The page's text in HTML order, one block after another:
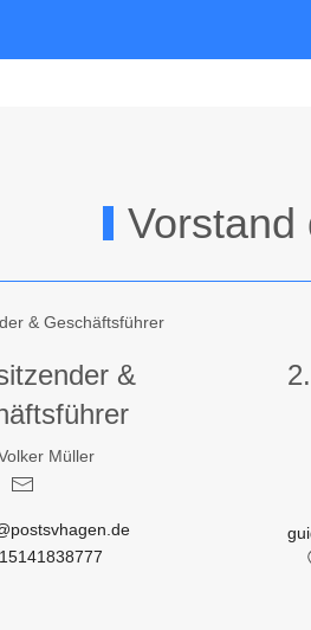
Vorstand
&
Müller